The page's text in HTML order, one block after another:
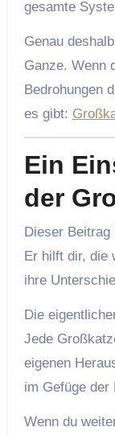
gesamte
Genau
Ganze. Wenn
Bedrohungen
es gibt:
Ein
der
Dieser
Er hilft dir, die
ihre
Die
Jede
eigenen
im Gefüge der
Wenn du